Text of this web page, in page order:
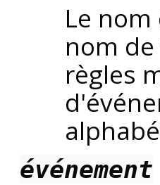
Le
nom
règles
événement